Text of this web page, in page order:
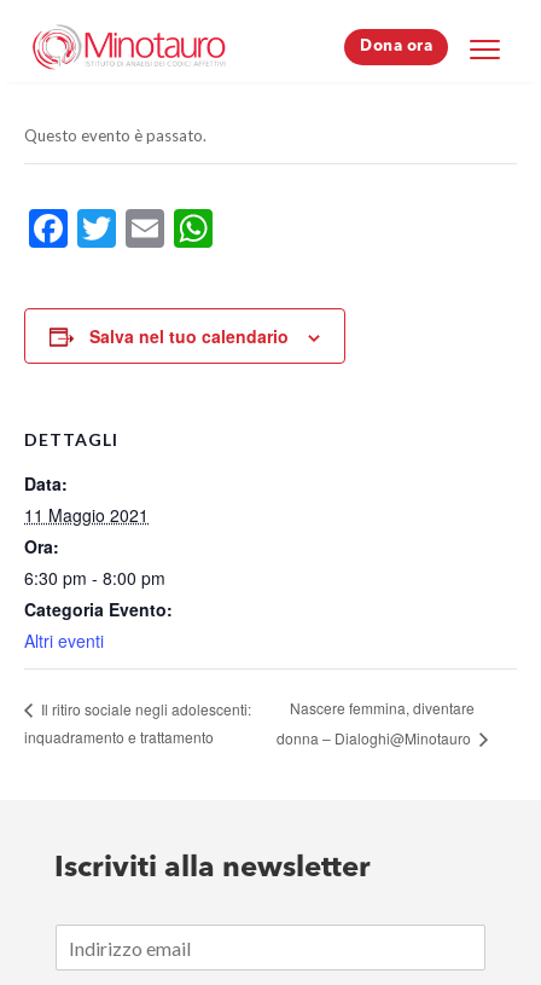
Dona ora
Dona ora
Questo evento è passato.
Facebook
Twitter
Email
Salva nel tuo calendario
DETTAGLI
Data:
11 Maggio 2021
Ora:
6:30 pm - 8:00 pm
Categoria Evento:
Altri eventi
Il ritiro sociale negli adolescenti:
inquadramento e trattamento
Nascere femmina, diventare
donna – Dialoghi@Minotauro
Iscriviti alla newsletter
m